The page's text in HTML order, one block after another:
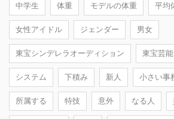
中学生 体重 モデルの体重 平均
女性アイドル ジェンダー 男女
東宝シンデレラオーディション 東宝芸能
システム 下積み 新人 小さい事
所属する 特技 意外 なる人